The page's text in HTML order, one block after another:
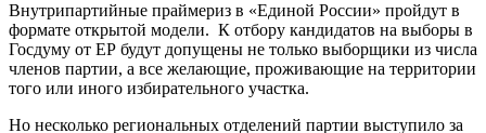
Внутрипартийные праймериз в «Единой России» пройдут в
формате открытой модели. К отбору кандидатов на выборы в
Госдуму от ЕР будут допущены не только выборщики из числа
членов партии, а все желающие, проживающие на территории
того или иного избирательного участка.
Но несколько региональных отделений партии выступило за